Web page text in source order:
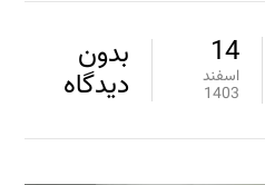
14
اسفند
1403
بدون
دیدگاه